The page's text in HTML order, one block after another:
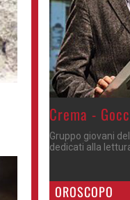
Crema -
Gruppo giovani
dedicati alla
OROSCOPO